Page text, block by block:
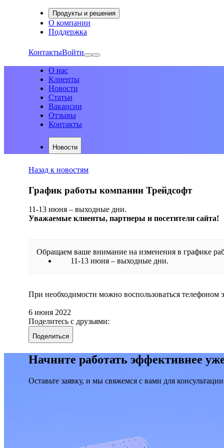
Продукты и решения
О компании
Поддержка
КонтактыВойти
О нас
Клиенты
Новости
Статьи
Вакансии
Отзывы
Контакты
Новости
Назад к новостям
График работы компании Трейдсофт
11-13 июня – выходные дни.
Уважаемые клиенты, партнеры и посетители сайта!
Обращаем ваше внимание на изменения в графике
11-13 июня – выходные дни.
При необходимости можно воспользоваться телефоном
6 июня 2022
Поделитесь с друзьями:
Поделиться
Начните работать эффективнее
Оставьте заявку, и мы свяжемся с вами для консультации